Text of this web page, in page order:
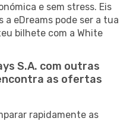
e sem stress. Eis
a eDreams pode ser a tua
bilhete com a White
S.A. com outras
as ofertas
rapidamente as